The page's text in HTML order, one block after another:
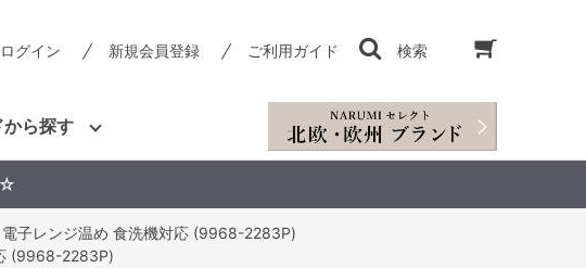
ログイン 新規会員登録 ご利用ガイド 検索
ら探す
☆
子レンジ温め 食洗機対応 (9968-2283P)
(9968-2283P)